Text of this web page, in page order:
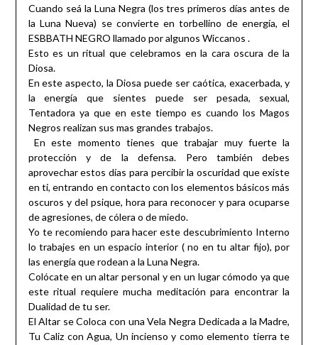
Cuando seá la Luna Negra (los tres primeros días antes de
la Luna Nueva) se convierte en torbellino de energía, el
ESBBATH NEGRO llamado por algunos Wiccanos .
Esto es un ritual que celebramos en la cara oscura de la
Diosa.
En este aspecto, la Diosa puede ser caótica, exacerbada, y
la energía que sientes puede ser pesada, sexual,
Tentadora ya que en este tiempo es cuando los Magos
Negros realizan sus mas grandes trabajos.
En este momento tienes que trabajar muy fuerte la
protección y de la defensa. Pero también debes
aprovechar estos días para percibir la oscuridad que existe
en ti, entrando en contacto con los elementos básicos más
oscuros y del psique, hora para reconocer y para ocuparse
de agresiones, de cólera o de miedo.
Yo te recomiendo para hacer este descubrimiento Interno
lo trabajes en un espacio interior ( no en tu altar fijo), por
las energía que rodean a la Luna Negra.
Colócate en un altar personal y en un lugar cómodo ya que
este ritual requiere mucha meditación para encontrar la
Dualidad de tu ser.
El Altar se Coloca con una Vela Negra Dedicada a la Madre,
Tu Caliz con Agua, Un incienso y como elemento tierra te